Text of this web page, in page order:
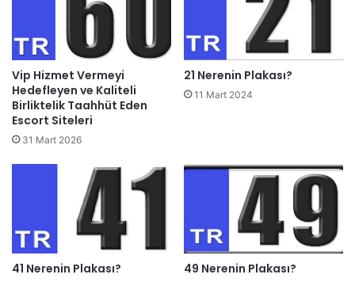
Vip Hizmet Vermeyi
Hedefleyen ve Kaliteli
Birliktelik Taahhüt Eden
Escort Siteleri
31 Mart 2026
21 Nerenin Plakası?
11 Mart 2024
41 Nerenin Plakası? 49 Nerenin Plakası?